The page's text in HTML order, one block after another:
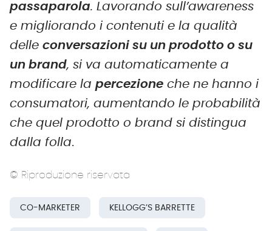
passaparola. Lavorando sull’awareness
e migliorando i contenuti e la qualità
delle conversazioni su un prodotto o su
un brand, si va automaticamente a
modificare la percezione che ne hanno i
consumatori, aumentando le probabilità
che quel prodotto o brand si distingua
dalla folla.
© Riproduzione riservata
CO-MARKETER KELLOGG’S BARRETTE